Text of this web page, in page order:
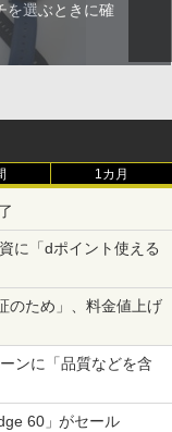
を選ぶときに確
1カ月
に「dポイント使える
のため」、料金値上げ
ンに「品質などを含
60」がセール